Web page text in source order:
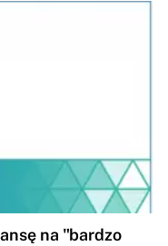
na "​bardzo